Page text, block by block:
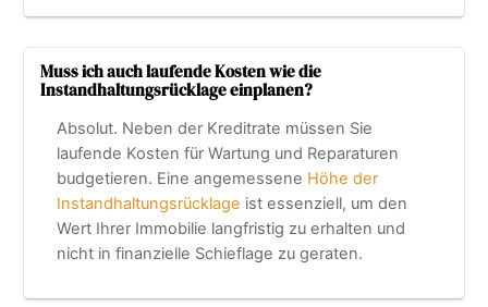
Muss ich auch laufende Kosten wie die
Instandhaltungsrücklage einplanen?
Absolut. Neben der Kreditrate müssen Sie
laufende Kosten für Wartung und Reparaturen
budgetieren. Eine angemessene Höhe der
Instandhaltungsrücklage ist essenziell, um den
Wert Ihrer Immobilie langfristig zu erhalten und
nicht in finanzielle Schieflage zu geraten.